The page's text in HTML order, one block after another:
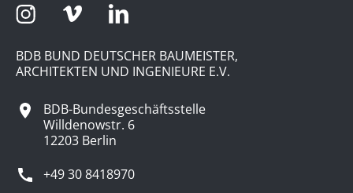
BDB BUND DEUTSCHER BAUMEISTER,
ARCHITEKTEN UND INGENIEURE E.V.
BDB-Bundesgeschäftsstelle
Willdenowstr. 6
12203 Berlin
+49 30 8418970